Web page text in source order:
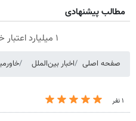
مطالب پیشنهادی
۱ میلیارد اعتبار خرید طلا | بدون ضامن و چک
صفحه اصلی اخبار بین‌الملل
۱ نفر